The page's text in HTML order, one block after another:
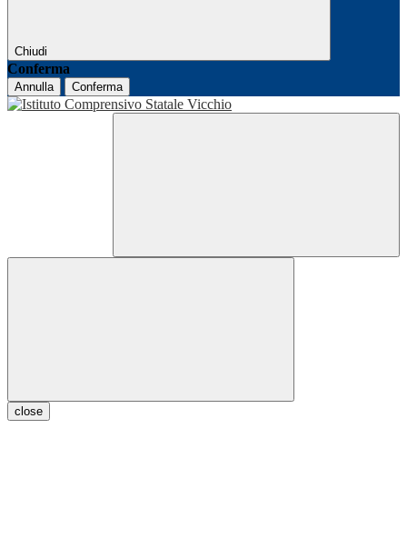
Chiudi
Conferma
Annulla Conferma
close